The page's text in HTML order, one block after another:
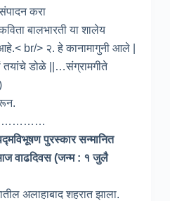
करा
बालभारती या शालेय
br/> २. हे कानामागुनी आले |
तयांचे डोळे ||…संग्रामगीते
पुरस्कार सन्मानित
वाढदिवस (जन्म : १ जुलै
अलाहाबाद शहरात झाला.